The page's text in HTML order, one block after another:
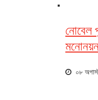
নোবেল
মনোনয়ন
০৮